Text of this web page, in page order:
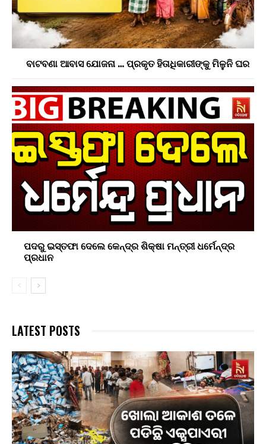
ବାଟବଣା ଆବାସ ଯୋଜନା … ପ୍ରକୃତ ହିତାଧିକାରୀଙ୍କୁ ମିଳୁନି ଘର
ପଦରୁ ଇସ୍ତଫା ଦେଲେ କେନ୍ଦ୍ର ଶିକ୍ଷା ମନ୍ତ୍ରୀ ଧର୍ମେନ୍ଦ୍ର
ପ୍ରଧାନ
LATEST POSTS